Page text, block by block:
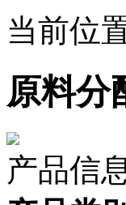
当前位
原料分
产品信